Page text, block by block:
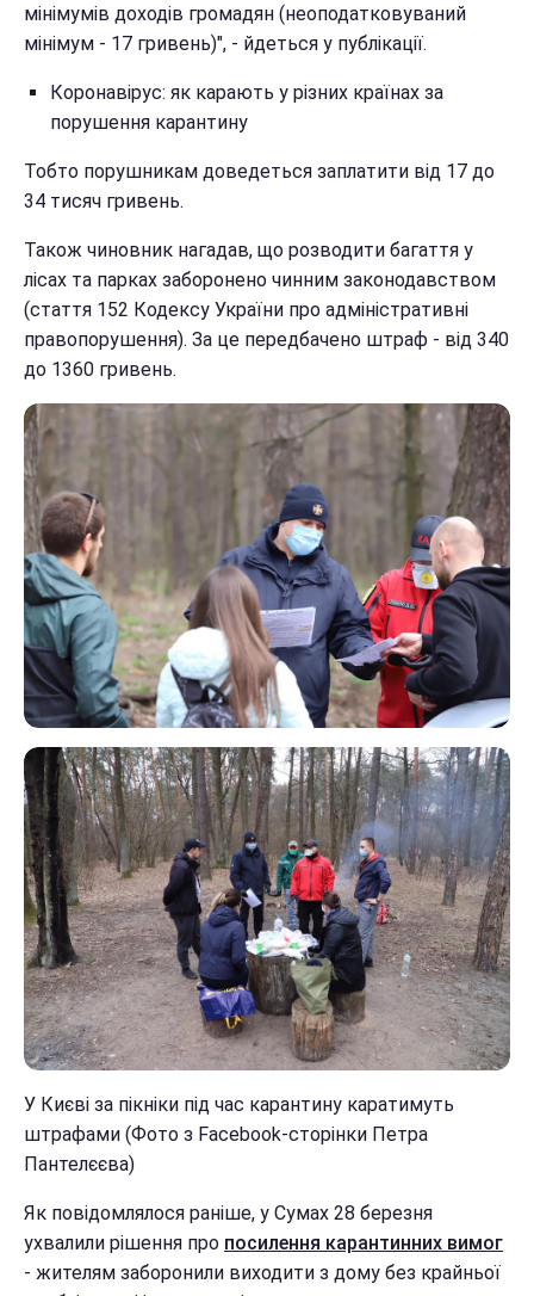
мінімумів доходів громадян (неоподатковуваний
мінімум - 17 гривень)", - йдеться у публікації.
Коронавірус: як карають у різних країнах за
порушення карантину
Тобто порушникам доведеться заплатити від 17 до
34 тисяч гривень.
Також чиновник нагадав, що розводити багаття у
лісах та парках заборонено чинним законодавством
(стаття 152 Кодексу України про адміністративні
правопорушення). За це передбачено штраф - від 340
до 1360 гривень.
У Києві за пікніки під час карантину каратимуть
штрафами (Фото з Facebook-сторінки Петра
Пантелєєва)
Як повідомлялося раніше, у Сумах 28 березня
ухвалили рішення про посилення карантинних вимог
- жителям заборонили виходити з дому без крайньої